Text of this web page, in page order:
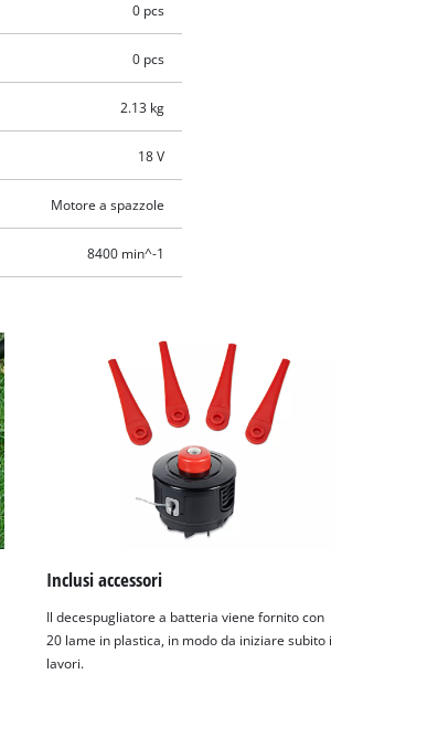
0 pcs
0 pcs
2.13 kg
18 V
Motore a spazzole
8400 min^-1
Inclusi accessori
Il decespugliatore a batteria viene fornito con
20 lame in plastica, in modo da iniziare subito i
lavori.